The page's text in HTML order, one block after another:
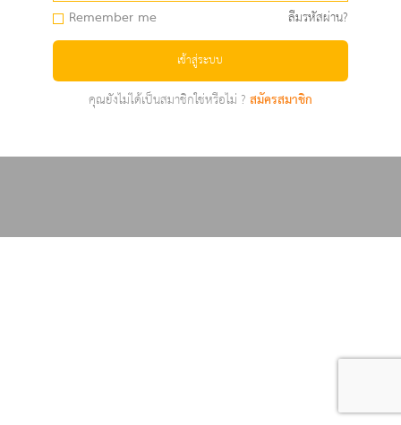
Remember me ลืมรหัสผ่าน?
เข้าสู่ระบบ
คุณยังไม่ได้เป็นสมาชิกใช่หรือไม่ ?สมัครสมาชิก